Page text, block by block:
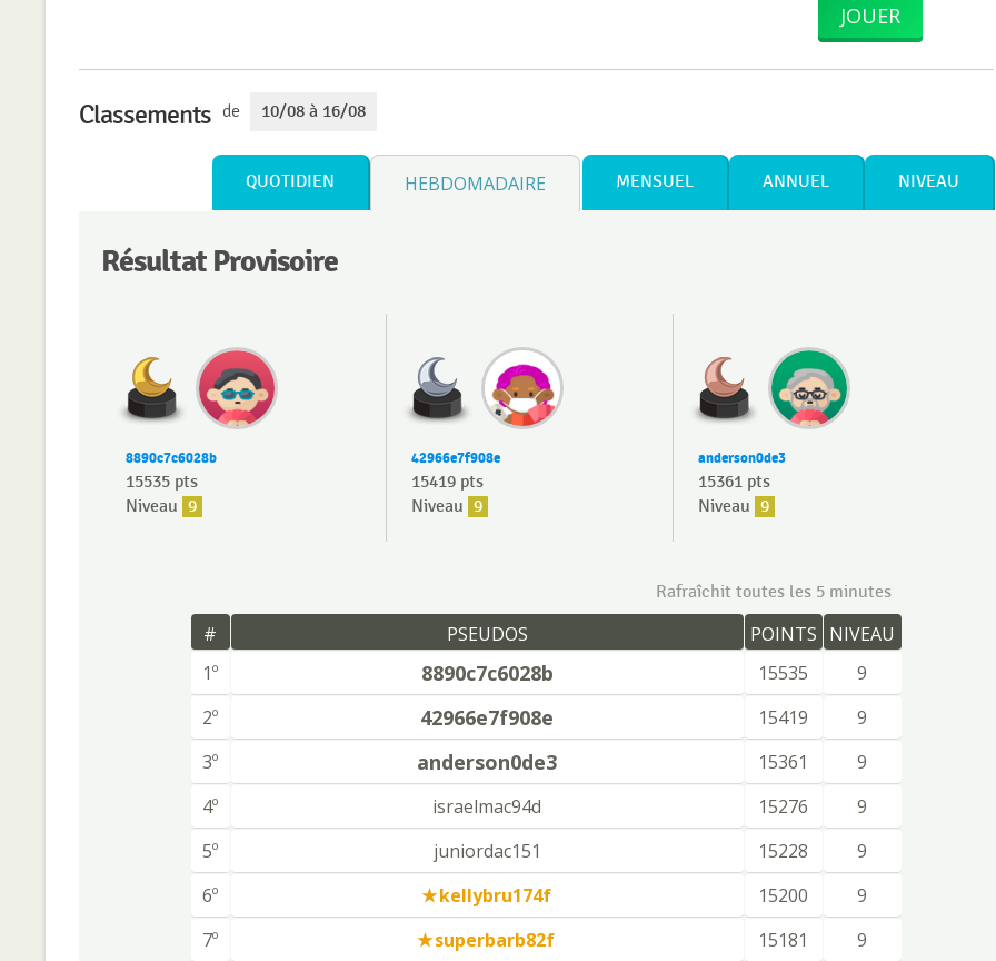
JOUER
Classements de 10/08 à 16/08
QUOTIDIEN HEBDOMADAIRE MENSUEL ANNUEL NIVEAU
Résultat Provisoire
8890c7c6028b
15535 pts
Niveau 9
42966e7f908e
15419 pts
Niveau 9
anderson0de3
15361 pts
Niveau 9
Rafraîchit toutes les 5 minutes
# PSEUDOS POINTS NIVEAU
1º
8890c7c6028b 15535
9
2º
42966e7f908e 15419
9
3º
anderson0de3 15361
9
4º
israelmac94d 15276
9
5º
juniordac151 15228
9
6º
kellybru174f 15200
9
7º
superbarb82f 15181
9